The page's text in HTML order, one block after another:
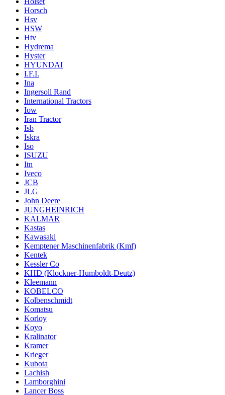
Horsch
Hsv
HSW
Htv
Hydrema
Hyster
HYUNDAI
I.F.I.
Ina
Ingersoll Rand
International Tractors
Iow
Iran Tractor
Isb
Iskra
Iso
ISUZU
Itn
Iveco
JCB
JLG
John Deere
JUNGHEINRICH
KALMAR
Kastas
Kawasaki
Kemptener Maschinenfabrik (Kmf)
Kentek
Kessler Co
KHD (Klockner-Humboldt-Deutz)
Kleemann
KOBELCO
Kolbenschmidt
Komatsu
Korloy
Koyo
Kralinator
Kramer
Krieger
Kubota
Lachish
Lamborghini
Lancer Boss